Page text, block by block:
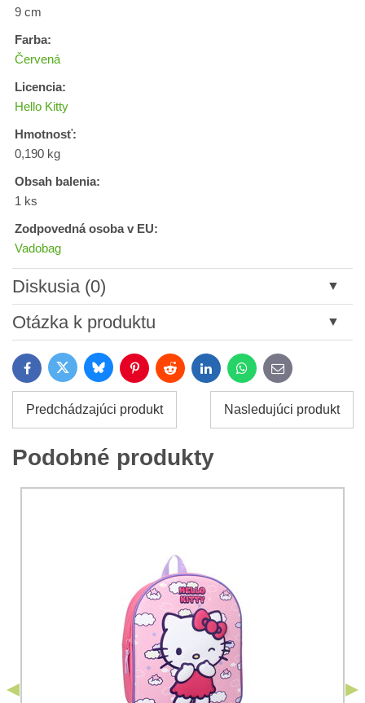
9 cm
Farba:
Červená
Licencia:
Hello Kitty
Hmotnosť:
0,190 kg
Obsah balenia:
1 ks
Zodpovedná osoba v EU:
Vadobag
Diskusia (0)
Nový komentár
Názov:
Meno:*
Súhlasím so spracovaním osobných údajov za účelom
odoslania formulára. Oboznámil som sa s
Ochrany osobných údajovspoločnosti Bomba
Otázka k produktu
*
Váš e-mail:*
FacebookTwitter BlueskyPinterestReddit LinkedInWhatsApp
E-
mail
Predchádzajúci produkt Nasledujúci produkt
Podobné produkty